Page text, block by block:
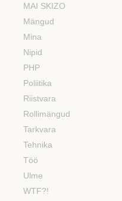
MAI SKIZO
Mängud
Mina
Nipid
PHP
Poliitika
Riistvara
Rollimängud
Tarkvara
Tehnika
Töö
Ulme
WTF?!